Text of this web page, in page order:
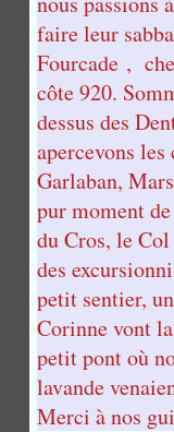
faire leur
Fourcade ,
côte 920.
dessus des
apercevons
Garlaban,
pur moment
du Cros, le
des
petit sentier,
Corinne vont
petit pont où
lavande
Merci à nos